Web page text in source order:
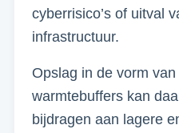
cyberrisico’s of uitval
infrastructuur.
Opslag in de vorm van
warmtebuffers kan
bijdragen aan lagere